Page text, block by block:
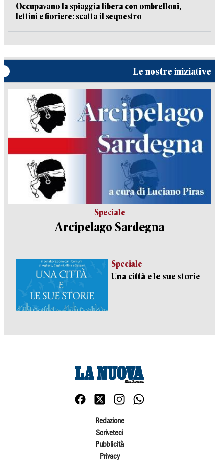
Occupavano la spiaggia libera con ombrelloni,
lettini e fioriere: scatta il sequestro
Le nostre iniziative
Speciale
Arcipelago Sardegna
Speciale
Una città e le sue storie
Redazione
Scriveteci
Pubblicità
Privacy